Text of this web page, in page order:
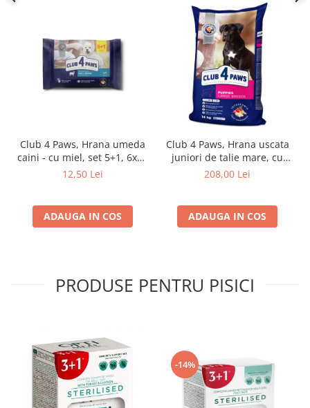
Club 4 Paws, Hrana umeda
caini - cu miel, set 5+1, 6x80
g
12,50 Lei
ADAUGA IN COS
Club 4 Paws, Hrana uscata
juniori de talie mare, cu
pui, 14kg
208,00 Lei
ADAUGA IN COS
PRODUSE PENTRU PISICI
-14%